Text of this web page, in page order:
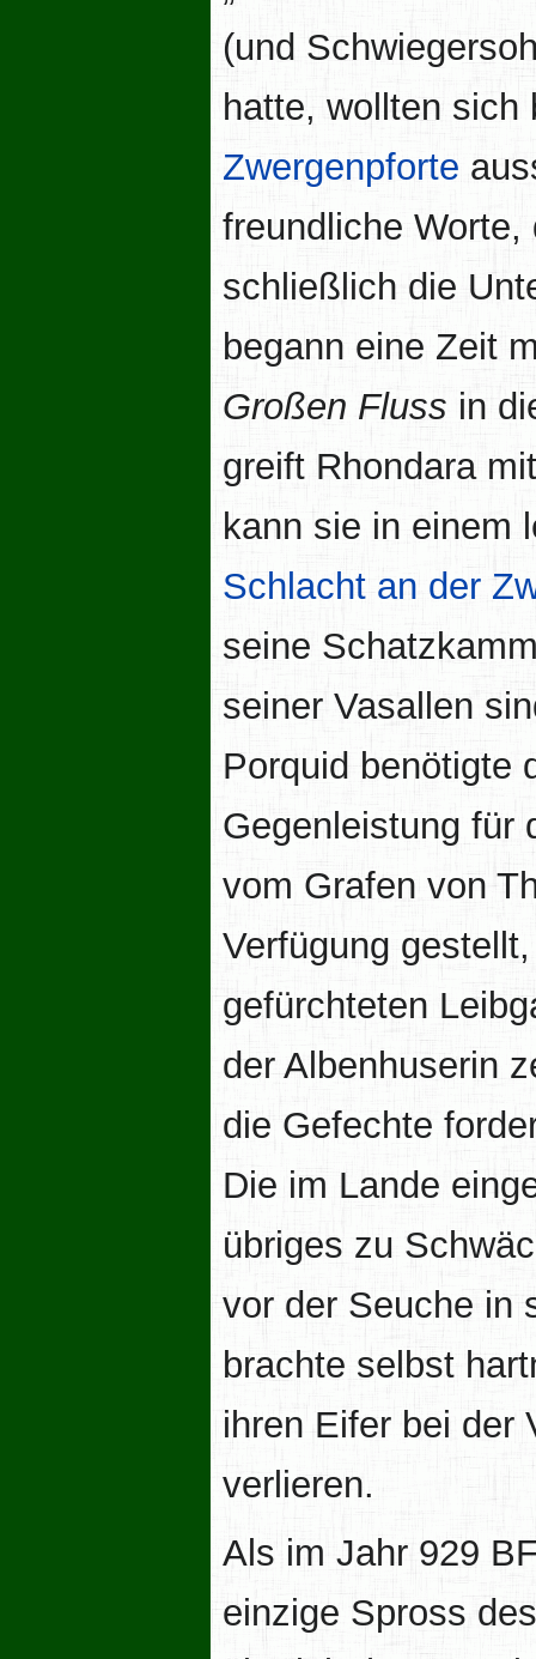
(und
hatte, wollten sich
Zwergenpforte
freundliche
schließlich die
begann eine Zeit
Großen Fluss in
greift Rhondara
kann sie in einem
Schlacht an der
seine
seiner Vasallen
Porquid benötigte
Gegenleistung für
vom Grafen von
Verfügung
gefürchteten
der Albenhuserin
die Gefechte
Die im Lande
übriges zu
vor der Seuche in
brachte selbst
ihren Eifer bei der
verlieren.
Als im Jahr 929
einzige Spross